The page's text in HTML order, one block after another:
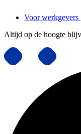
Voor werkgevers
Altijd op de hoogte